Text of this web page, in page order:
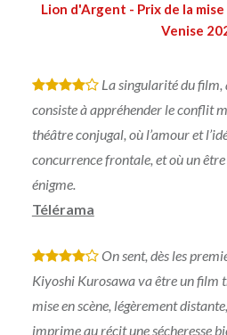
Lion d'Argent - Prix de la
Venise
* * * *
La singularité du
consiste à appréhender le conflit
théâtre conjugal, où l’amour et
concurrence frontale, et où un
énigme.
Télérama
* * * *
On sent, dès les
Kiyoshi Kurosawa va être un film
mise en scène, légèrement
imprime au récit une sécheresse